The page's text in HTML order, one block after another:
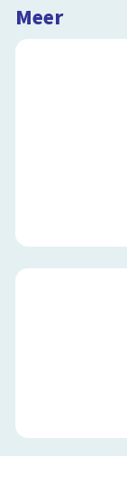
Meer